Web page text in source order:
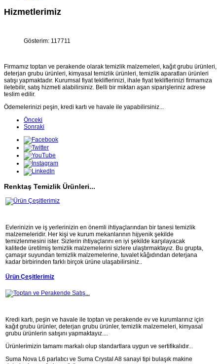
Hizmetlerimiz
Gösterim: 117711
Firmamız toptan ve perakende olarak temizlik malzemeleri, kağıt grubu ürünleri,
deterjan grubu ürünleri, kimyasal temizlik ürünleri, temizlik aparatları ürünleri
satışı yapmaktadır. Kurumsal fiyat tekliflerinizi, ihale fiyat tekliflerinizi firmamıza
iletebilir, satış hizmeti alabilirsiniz. Belli bir miktarı aşan siparişleriniz adrese
teslim edilir.
Ödemelerinizi peşin, kredi kartı ve havale ile yapabilirsiniz...
Önceki
Sonraki
Renktaş Temizlik Ürünleri...
Evlerinizin ve iş yerlerinizin en önemli ihtiyaçlarından bir tanesi temizlik
malzemeleridir. Her kişi ve kurum mekanlarının hijyenik şekilde
temizlenmesini ister. Sizlerin ihtiyaçlarını en iyi şekilde karşılayacak
kalitede üretilmiş temizlik malzemelerini sizlere ulaştırmaktayız. Bu grupta,
çamaşır suyundan temizlik malzemelerine, tuvalet kâğıdından deterjana
kadar birbirinden farklı birçok ürüne ulaşabilirsiniz..
Ürün Çeşitlerimiz
Kredi kartı, peşin ve havale ile toptan ve perakende ev ve kurumlarınız için
kağıt grubu ürünler, deterjan grubu ürünler, temizlik malzemeleri, kimyasal
grubu ürünlerin satışını yapmaktayız....
Ürünlerimizin tamamı markalı olup standartlara uygun ve sertifikalıdır...
Suma Nova L6 parlatıcı ve Suma Crystal A8 sanayi tipi bulaşık makine